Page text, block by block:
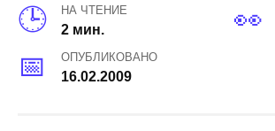
НА ЧТЕНИЕ
2 мин.
ОПУБЛИКОВАНО
16.02.2009